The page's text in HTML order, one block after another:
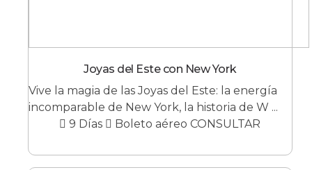
Joyas del Este con New York
Vive la magia de las Joyas del Este: la energía
incomparable de New York, la historia de W ...
9 Días
Boleto aéreo CONSULTAR